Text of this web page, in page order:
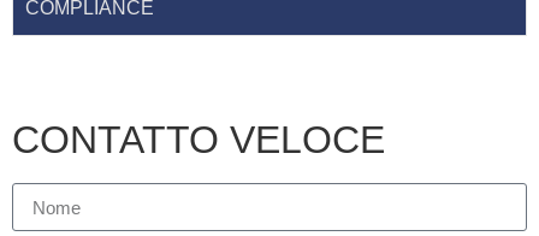
COMPLIANCE
CONTATTO VELOCE